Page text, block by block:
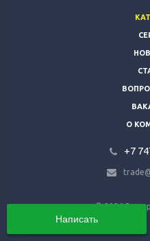
О
+7
© 2026 Все
Написать